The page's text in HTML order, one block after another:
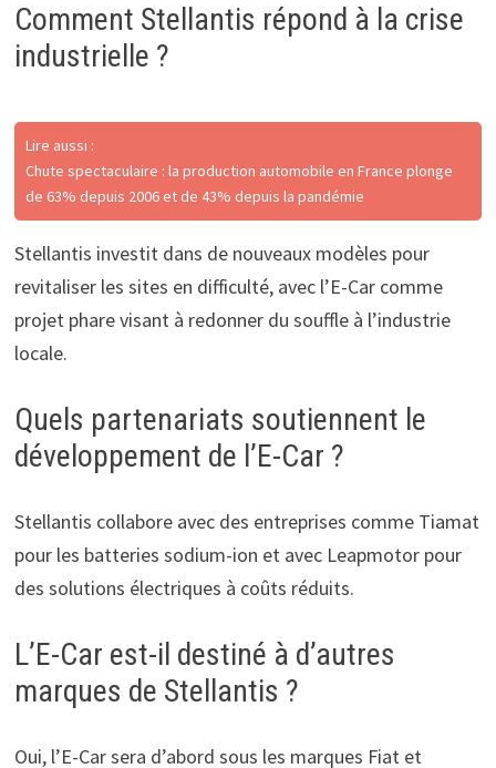
Comment Stellantis répond à la crise
industrielle ?
Lire aussi :
Chute spectaculaire : la production automobile en France plonge
de 63% depuis 2006 et de 43% depuis la pandémie
Stellantis investit dans de nouveaux modèles pour
revitaliser les sites en difficulté, avec l’E-Car comme
projet phare visant à redonner du souffle à l’industrie
locale.
Quels partenariats soutiennent le
développement de l’E-Car ?
Stellantis collabore avec des entreprises comme Tiamat
pour les batteries sodium-ion et avec Leapmotor pour
des solutions électriques à coûts réduits.
L’E-Car est-il destiné à d’autres
marques de Stellantis ?
Oui, l’E-Car sera d’abord sous les marques Fiat et